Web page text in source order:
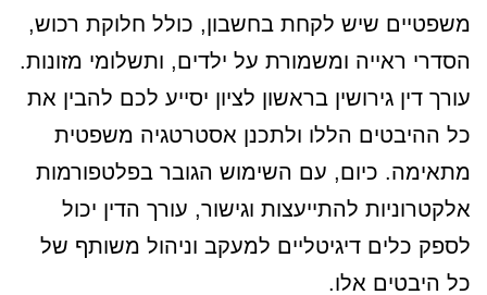
משפטיים שיש לקחת בחשבון, כולל חלוקת רכוש,
הסדרי ראייה ומשמורת על ילדים, ותשלומי מזונות.
עורך דין גירושין בראשון לציון יסייע לכם להבין את
כל ההיבטים הללו ולתכנן אסטרטגיה משפטית
מתאימה. כיום, עם השימוש הגובר בפלטפורמות
אלקטרוניות להתייעצות וגישור, עורך הדין יכול
לספק כלים דיגיטליים למעקב וניהול משותף של
כל היבטים אלו.